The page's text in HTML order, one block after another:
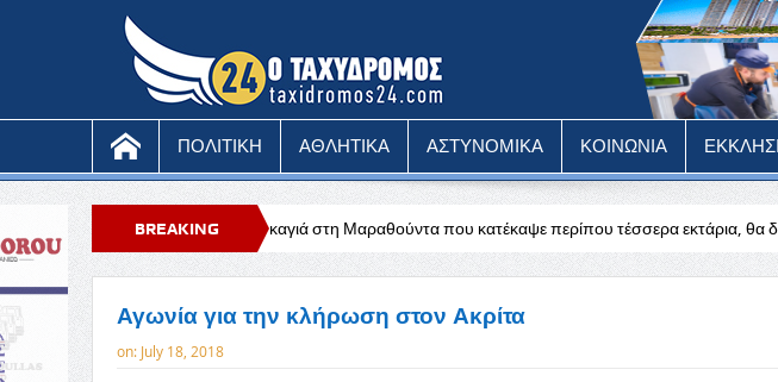
ΠΟΛΙΤΙΚΗ ΑΘΛΗΤΙΚΑ ΑΣΤΥΝΟΜΙΚΑ ΚΟΙΝΩΝΙΑ
BREAKING
NEWS
Υπό έλεγχο η πυρκαγιά στη Μαραθούντα που κατέκαψε περίπου τέσσερα εκτάρια, θα διερευνηθούν τα
Αγωνία για την κλήρωση στον Ακρίτα
on: July 18, 2018